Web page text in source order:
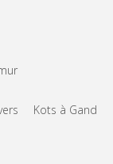
Kots à Gand